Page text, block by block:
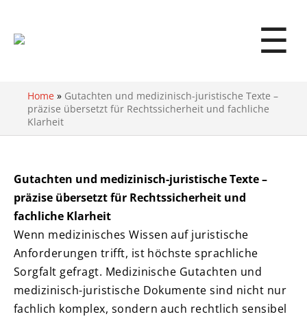
☰
Home » Gutachten und medizinisch-juristische Texte –
präzise übersetzt für Rechtssicherheit und fachliche
Klarheit
Gutachten und medizinisch-juristische Texte –
präzise übersetzt für Rechtssicherheit und
fachliche Klarheit
Wenn medizinisches Wissen auf juristische
Anforderungen trifft, ist höchste sprachliche
Sorgfalt gefragt. Medizinische Gutachten und
medizinisch-juristische Dokumente sind nicht nur
fachlich komplex, sondern auch rechtlich sensibel